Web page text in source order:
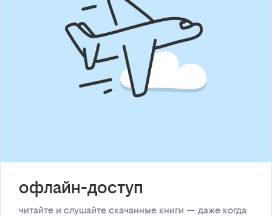
офлайн-доступ
читайте и слушайте скачанные книги — даже когда